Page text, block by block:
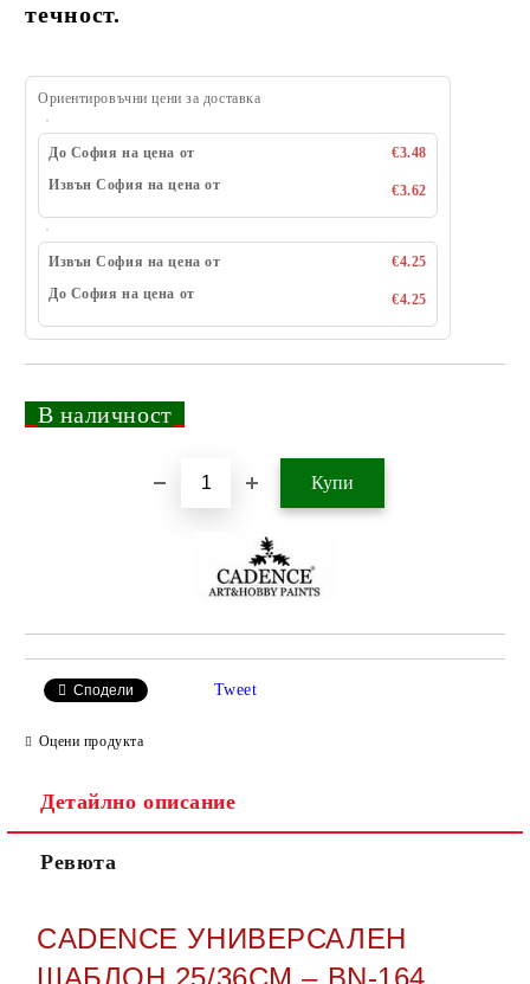
течност.
Ориентировъчни цени за доставка
До София на цена от
€3.48
Извън София на цена от
€3.62
Извън София на цена от
€4.25
До София на цена от
€4.25
В наличност
Сподели Tweet
Оцени продукта
Детайлно описание
Ревюта
CADENCE УНИВЕРСАЛЕН
ШАБЛОН 25/36СМ – BN-164